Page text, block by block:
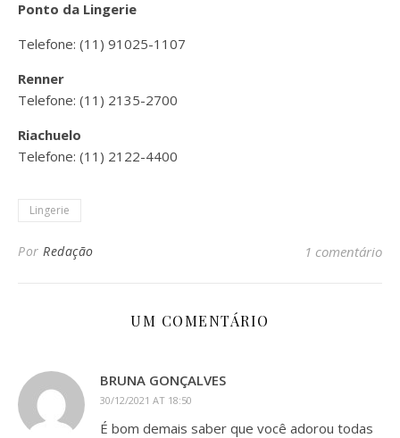
Ponto da Lingerie
Telefone: (11) 91025-1107
Renner
Telefone: (11) 2135-2700
Riachuelo
Telefone: (11) 2122-4400
Lingerie
Por Redação 1 comentário
UM COMENTÁRIO
BRUNA GONÇALVES
30/12/2021 AT 18:50
É bom demais saber que você adorou todas